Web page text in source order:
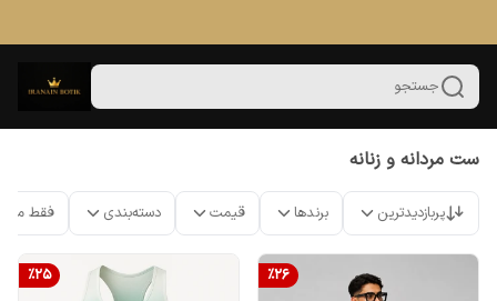
جستجو
ست مردانه و زنانه
پربازدیدترین برندها قیمت دسته‌بندی فقط
%26
%25